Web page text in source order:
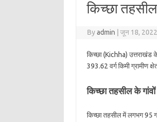
किच्छा
Byadmin जून 18, 2022
किच्छा (Kichha) उत्तराखंड
393.62 वर्ग किमी ग्रामीण
किच्छा तहसील के
किच्छा तहसील में लगभग 95